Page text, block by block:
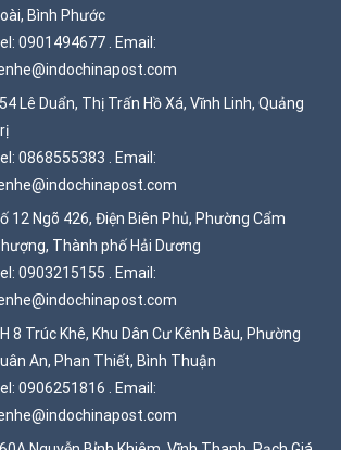
Bình Phước
0901494677 . Email:
Lê Duẩn, Thị Trấn Hồ Xá, Vĩnh Linh, Quảng
0868555383 . Email:
12 Ngõ 426, Điện Biên Phủ, Phường Cẩm
Thành phố Hải Dương
0903215155 . Email:
8 Trúc Khê, Khu Dân Cư Kênh Bàu, Phường
An, Phan Thiết, Bình Thuận
0906251816 . Email: